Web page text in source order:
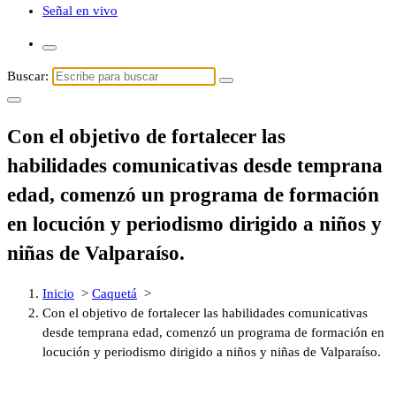
Señal en vivo
Buscar:
Con el objetivo de fortalecer las
habilidades comunicativas desde temprana
edad, comenzó un programa de formación
en locución y periodismo dirigido a niños y
niñas de Valparaíso.
Inicio > Caquetá >
Con el objetivo de fortalecer las habilidades comunicativas
desde temprana edad, comenzó un programa de formación en
locución y periodismo dirigido a niños y niñas de Valparaíso.